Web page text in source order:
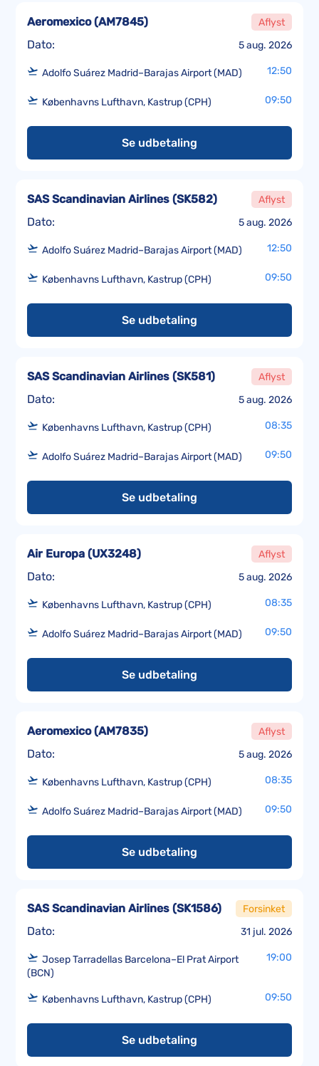
Dato: 5 aug. 2026
Aeromexico(AM7845) Aflyst
Adolfo Suárez Madrid–Barajas Airport (MAD) 12:50
Københavns Lufthavn, Kastrup (CPH) 09:50
Se udbetaling
Dato: 5 aug. 2026
SAS Scandinavian Airlines (SK582) Aflyst
Adolfo Suárez Madrid–Barajas Airport (MAD) 12:50
Københavns Lufthavn, Kastrup (CPH) 09:50
Se udbetaling
Dato: 5 aug. 2026
SAS Scandinavian Airlines (SK581) Aflyst
Københavns Lufthavn, Kastrup (CPH) 08:35
Adolfo Suárez Madrid–Barajas Airport (MAD) 09:50
Se udbetaling
Dato: 5 aug. 2026
Air Europa (UX3248) Aflyst
Københavns Lufthavn, Kastrup (CPH) 08:35
Adolfo Suárez Madrid–Barajas Airport (MAD) 09:50
Se udbetaling
Dato: 5 aug. 2026
Aeromexico(AM7835) Aflyst
Københavns Lufthavn, Kastrup (CPH) 08:35
Adolfo Suárez Madrid–Barajas Airport (MAD) 09:50
Se udbetaling
Dato: 31 jul. 2026
SAS Scandinavian Airlines (SK1586) Forsinket
Josep Tarradellas Barcelona–El Prat Airport
(BCN)
19:00
Københavns Lufthavn, Kastrup (CPH) 09:50
Se udbetaling